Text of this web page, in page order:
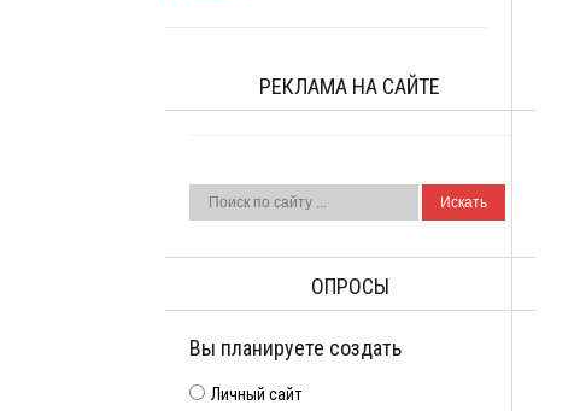
РЕКЛАМА НА САЙТЕ
ОПРОСЫ
Вы планируете создать
Личный сайт